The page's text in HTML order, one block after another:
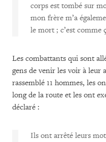
corps est tombé sur
mon frère m’a
le mort ; c’est comme
Les combattants qui sont
gens de venir les voir à leur
rassemblé 11 hommes, les
long de la route et les ont
déclaré :
Ils ont arrêté leurs